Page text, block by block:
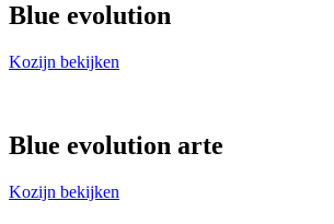
Blue evolution
Kozijn bekijken
Blue evolution arte
Kozijn bekijken